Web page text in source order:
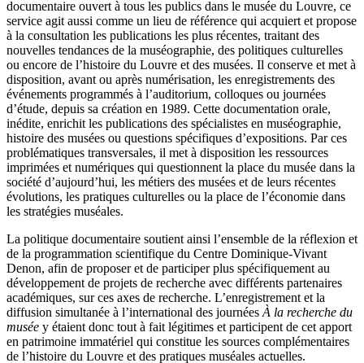
documentaire ouvert à tous les publics dans le musée du Louvre, ce
service agit aussi comme un lieu de référence qui acquiert et propose
à la consultation les publications les plus récentes, traitant des
nouvelles tendances de la muséographie, des politiques culturelles
ou encore de l’histoire du Louvre et des musées. Il conserve et met à
disposition, avant ou après numérisation, les enregistrements des
événements programmés à l’auditorium, colloques ou journées
d’étude, depuis sa création en 1989. Cette documentation orale,
inédite, enrichit les publications des spécialistes en muséographie,
histoire des musées ou questions spécifiques d’expositions. Par ces
problématiques transversales, il met à disposition les ressources
imprimées et numériques qui questionnent la place du musée dans la
société d’aujourd’hui, les métiers des musées et de leurs récentes
évolutions, les pratiques culturelles ou la place de l’économie dans
les stratégies muséales.
La politique documentaire soutient ainsi l’ensemble de la réflexion et
de la programmation scientifique du Centre Dominique-Vivant
Denon, afin de proposer et de participer plus spécifiquement au
développement de projets de recherche avec différents partenaires
académiques, sur ces axes de recherche. L’enregistrement et la
diffusion simultanée à l’international des journéesÀ la recherche du
musée y étaient donc tout à fait légitimes et participent de cet apport
en patrimoine immatériel qui constitue les sources complémentaires
de l’histoire du Louvre et des pratiques muséales actuelles.